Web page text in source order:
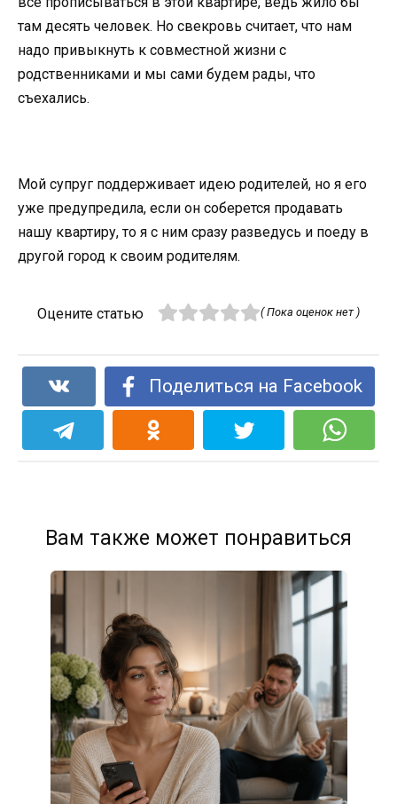
там десять человек. Но свекровь считает, что нам
надо привыкнуть к совместной жизни с
родственниками и мы сами будем рады, что
съехались.
Мой супруг поддерживает идею родителей, но я его
уже предупредила, если он соберется продавать
нашу квартиру, то я с ним сразу разведусь и поеду в
другой город к своим родителям.
Оцените статью ( Пока оценок нет )
Поделиться на Facebook
Вам также может понравиться